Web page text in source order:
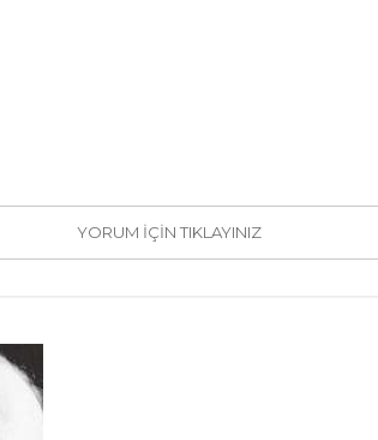
YORUM IÇIN TIKLAYINIZ